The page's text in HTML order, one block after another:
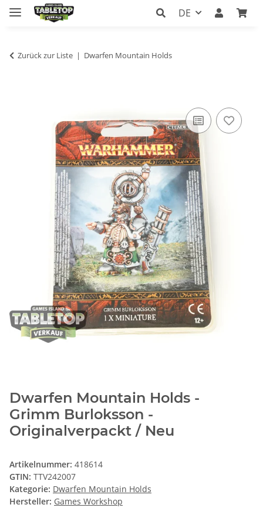
DE
Zurück zur Liste Dwarfen Mountain Holds
Dwarfen Mountain Holds -
Grimm Burloksson -
Originalverpackt / Neu
Artikelnummer: 418614
GTIN: TTV242007
Kategorie: Dwarfen Mountain Holds
Hersteller: Games Workshop